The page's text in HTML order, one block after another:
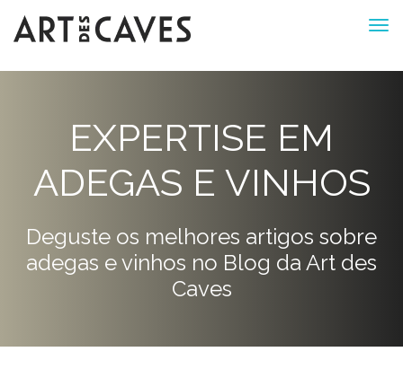
EXPERTISE EM
ADEGAS E VINHOS
Deguste os melhores artigos sobre
adegas e vinhos no Blog da Art des
Caves